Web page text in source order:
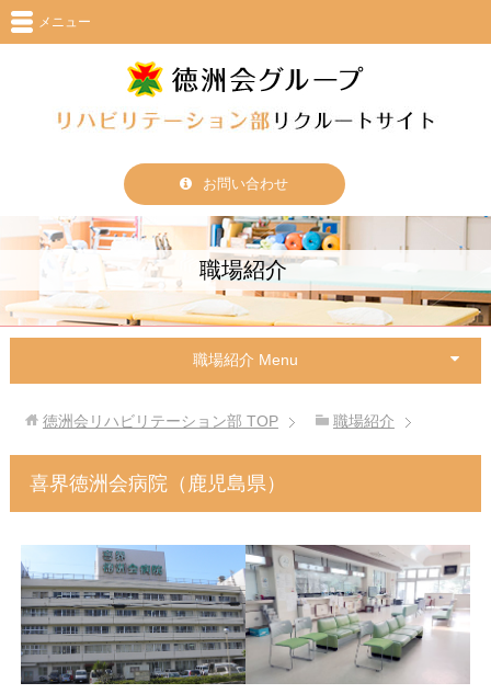
メニュー
お問い合わせ
職場紹介
徳洲会リハビリテーション部 TOP 職場紹介
喜界徳洲会病院（鹿児島県）
職場紹介 Menu